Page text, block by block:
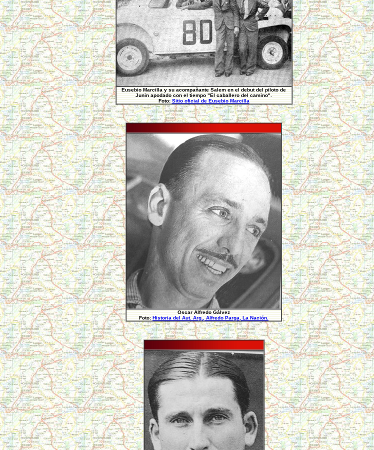
Eusebio Marcilla y su acompañante Salem en el debut del piloto de
Junin apodado con el tiempo "El caballero del camino".
Foto: Sitio oficial de Eusebio Marcilla
Oscar Alfredo Gálvez
Foto: Historia del Aut. Arg., Alfredo Parga, La Nación.